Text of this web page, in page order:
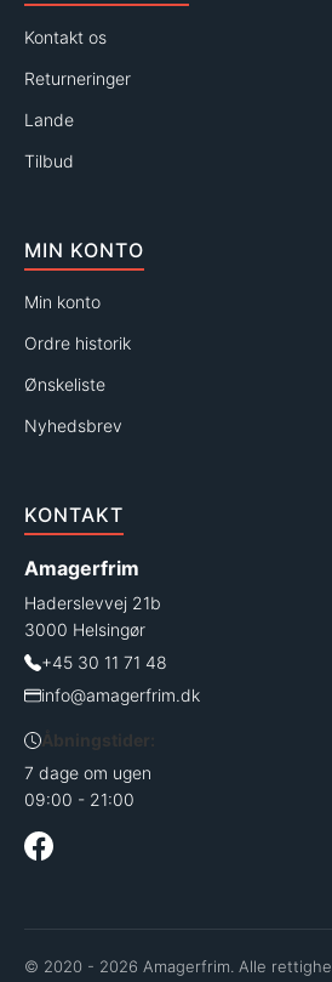
Kontakt os
Returneringer
Lande
Tilbud
MIN KONTO
Min konto
Ordre historik
Ønskeliste
Nyhedsbrev
KONTAKT
Amagerfrim
Haderslevvej 21b
3000 Helsingør
+45 30 11 71 48
info@amagerfrim.dk
Åbningstider:
7 dage om ugen
09:00 - 21:00
© 2020 - 2026 Amagerfrim. Alle